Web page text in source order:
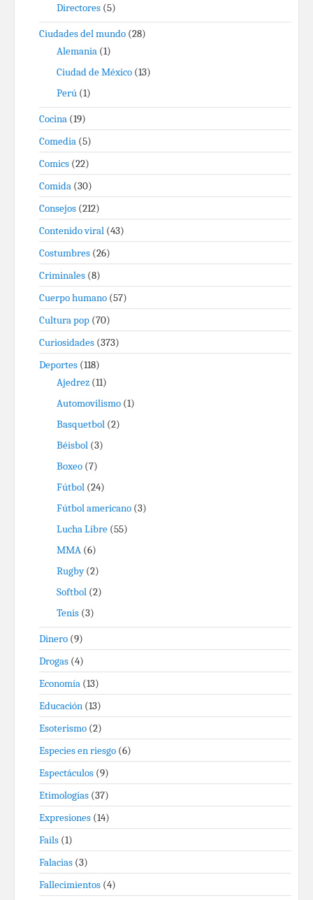
Directores (5)
Ciudades del mundo (28)
Alemania (1)
Ciudad de México (13)
Perú (1)
Cocina (19)
Comedia (5)
Comics (22)
Comida (30)
Consejos (212)
Contenido viral (43)
Costumbres (26)
Criminales (8)
Cuerpo humano (57)
Cultura pop (70)
Curiosidades (373)
Deportes (118)
Ajedrez (11)
Automovilismo (1)
Basquetbol (2)
Béisbol (3)
Boxeo (7)
Fútbol (24)
Fútbol americano (3)
Lucha Libre (55)
MMA (6)
Rugby(2)
Softbol (2)
Tenis (3)
Dinero (9)
Drogas (4)
Economía (13)
Educación (13)
Esoterismo (2)
Especies en riesgo (6)
Espectáculos (9)
Etimologías (37)
Expresiones (14)
Fails (1)
Falacias (3)
Fallecimientos (4)